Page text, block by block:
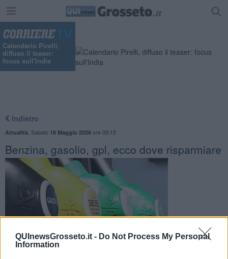
QUInewsGrosseto.it - Do Not Process My Personal
Information
Calendario Pirelli,
diffuso il teaser:
focus sull'India
Indietro
Attualità Sabato 16 Maggio 2026ore 09:15
Benzina, gasolio, gpl, ecco dove risparmiare